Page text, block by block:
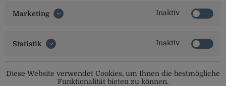
Social Media
Marketing Inaktiv
Statistik Inaktiv
Diese Website verwendet Cookies, um Ihnen die bestmögliche
Funktionalität bieten zu können.